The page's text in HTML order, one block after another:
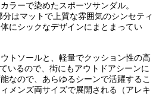
ラーで染めたスポーツサンダル。
分はマットで上質な雰囲気のシンセティ
にシックなデザインにまとまってい
トソールと、軽量でクッション性の高
いるので、街にもアウトドアシーンに
なので、あらゆるシーンで活躍するこ
メンズ両サイズで展開される（アレキ